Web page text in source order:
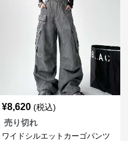
¥8,620 (税込)
売り切れ
ワイドシルエットカーゴパンツ